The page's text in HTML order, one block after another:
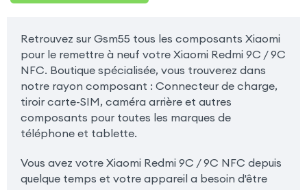
Retrouvez sur Gsm55 tous les composants Xiaomi
pour le remettre à neuf votre Xiaomi Redmi 9C / 9C
NFC. Boutique spécialisée, vous trouverez dans
notre rayon composant : Connecteur de charge,
tiroir carte-SIM, caméra arrière et autres
composants pour toutes les marques de
téléphone et tablette.
Vous avez votre Xiaomi Redmi 9C / 9C NFC depuis
quelque temps et votre appareil a besoin d'être